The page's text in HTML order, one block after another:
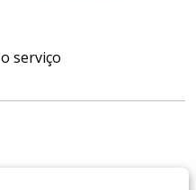
serviço